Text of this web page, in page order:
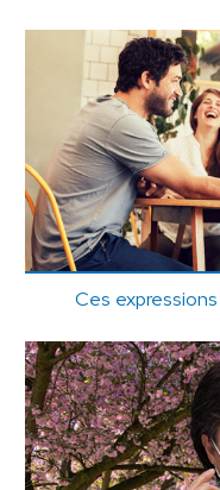
Ces